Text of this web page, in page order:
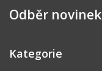
Odběr novinek
Kategorie